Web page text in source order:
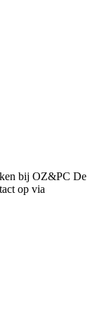
bij OZ&PC De
op via